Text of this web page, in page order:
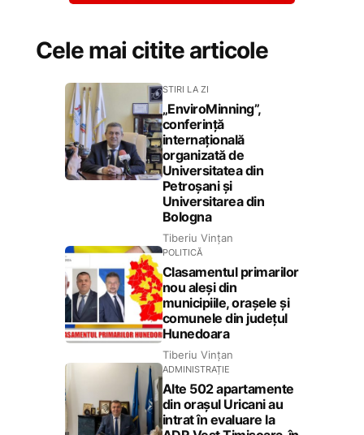
Cele mai citite articole
STIRI LA ZI
„EnviroMinning”,
conferință
internațională
organizată de
Universitatea din
Petroșani și
Universitarea din
Bologna
Tiberiu Vințan
POLITICĂ
Clasamentul primarilor
nou aleși din
municipiile, orașele și
comunele din județul
Hunedoara
Tiberiu Vințan
ADMINISTRAȚIE
Alte 502 apartamente
din orașul Uricani au
intrat în evaluare la